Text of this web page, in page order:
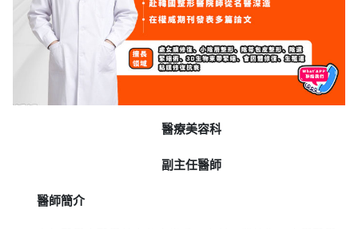
醫療美容科
副主任醫師
醫師簡介